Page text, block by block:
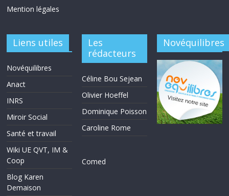
Mention légales
Liens utiles
Novéquilibres
Anact
INRS
Miroir Social
Santé et travail
Wiki UE QVT, IM &
Coop
Blog Karen
Demaison
Les
rédacteurs
Céline Bou Sejean
Olivier Hoeffel
Dominique Poisson
Caroline Rome
Comed
Novéquilibres